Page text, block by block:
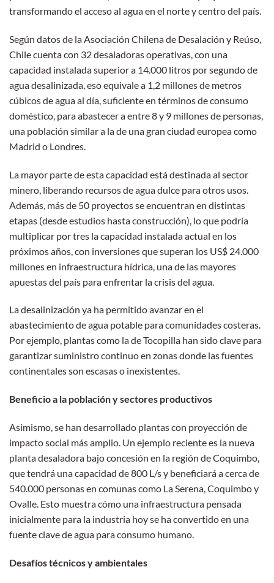
transformando el acceso al agua en el norte y centro del país.
Según datos de la Asociación Chilena de Desalación y Reúso,
Chile cuenta con 32 desaladoras operativas, con una
capacidad instalada superior a 14.000 litros por segundo de
agua desalinizada, eso equivale a 1,2 millones de metros
cúbicos de agua al día, suficiente en términos de consumo
doméstico, para abastecer a entre 8 y 9 millones de personas,
una población similar a la de una gran ciudad europea como
Madrid o Londres.
La mayor parte de esta capacidad está destinada al sector
minero, liberando recursos de agua dulce para otros usos.
Además, más de 50 proyectos se encuentran en distintas
etapas (desde estudios hasta construcción), lo que podría
multiplicar por tres la capacidad instalada actual en los
próximos años, con inversiones que superan los US$ 24.000
millones en infraestructura hídrica, una de las mayores
apuestas del país para enfrentar la crisis del agua.
La desalinización ya ha permitido avanzar en el
abastecimiento de agua potable para comunidades costeras.
Por ejemplo, plantas como la de Tocopilla han sido clave para
garantizar suministro continuo en zonas donde las fuentes
continentales son escasas o inexistentes.
Beneficio a la población y sectores productivos
Asimismo, se han desarrollado plantas con proyección de
impacto social más amplio. Un ejemplo reciente es la nueva
planta desaladora bajo concesión en la región de Coquimbo,
que tendrá una capacidad de 800 L/s y beneficiará a cerca de
540.000 personas en comunas como La Serena, Coquimbo y
Ovalle. Esto muestra cómo una infraestructura pensada
inicialmente para la industria hoy se ha convertido en una
fuente clave de agua para consumo humano.
Desafíos técnicos y ambientales